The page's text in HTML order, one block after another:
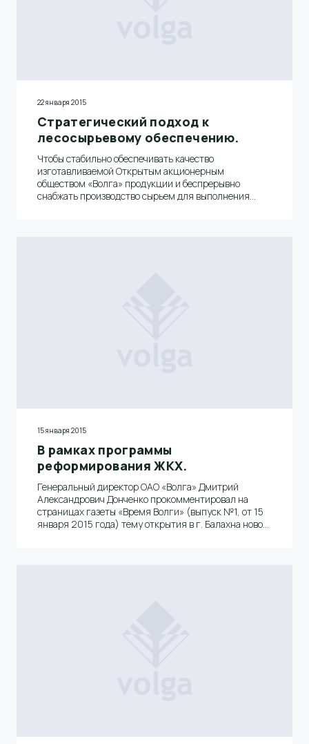
22 января 2015
Стратегический подход к
лесосырьевому обеспечению.
Чтобы стабильно обеспечивать качество
изготавливаемой Открытым акционерным
обществом «Волга» продукции и беспрерывно
снабжать производство сырьем для выполнения
15 января 2015
В рамках программы
реформирования ЖКХ.
Генеральный директор ОАО «Волга» Дмитрий
Александрович Донченко прокомментировал на
страницах газеты «Время Волги» (выпуск №1, от 15
января 2015 года) тему открытия в г. Балахна новой